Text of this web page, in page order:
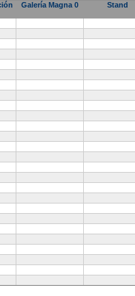
Galería Magna 0 Stand